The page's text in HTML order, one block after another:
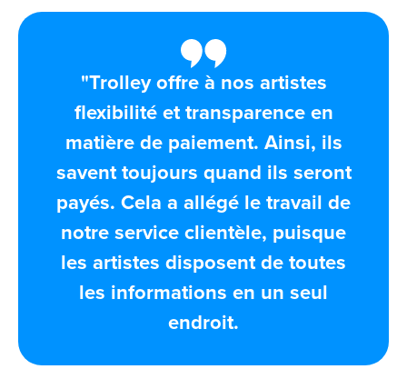
"Trolley offre à nos artistes
flexibilité et transparence en
matière de paiement. Ainsi, ils
savent toujours quand ils seront
payés. Cela a allégé le travail de
notre service clientèle, puisque
les artistes disposent de toutes
les informations en un seul
endroit.